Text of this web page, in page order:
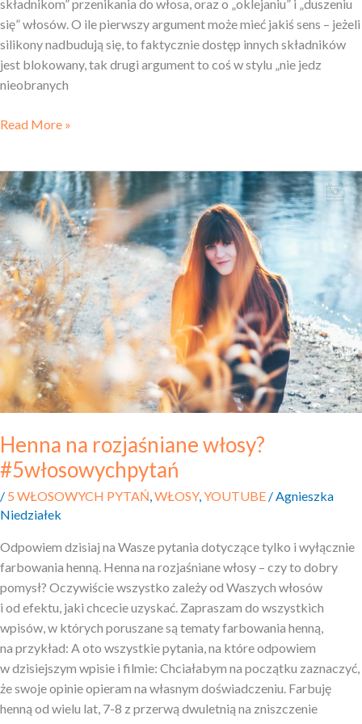
składnikom” przenikania do włosa, oraz o „oklejaniu” i „duszeniu
się” włosów. O ile pierwszy argument może mieć jakiś sens – jeżeli
silikony nadbudują się, to faktycznie dostęp innych składników
jest blokowany, tak drugi argument to coś w stylu „nie jedz
nieobranych
Read More »
Henna na rozjaśniane włosy?
#5włosowychpytań
/ 5 WŁOSOWYCH PYTAŃ,WŁOSY,YOUTUBE /Agnieszka
Niedziałek
Odpowiem dzisiaj na Wasze pytania dotyczące tylko i wyłącznie
farbowania henną. Henna na rozjaśniane włosy – czy to dobry
pomysł? Oczywiście wszystko zależy od Waszych włosów
i od efektu, jaki chcecie uzyskać. Zapraszam do wszystkich
wpisów, w których poruszane są tematy farbowania henną,
na przykład: A oto wszystkie pytania, na które odpowiem
w dzisiejszym wpisie i filmie: Chciałabym na początku zaznaczyć,
że swoje opinie opieram na własnym doświadczeniu. Farbuję
henną od wielu lat, 7-8 z przerwą dwuletnią na zniszczenie
Henna
na rozjaśniane
włosy?
#5włosowychpytań